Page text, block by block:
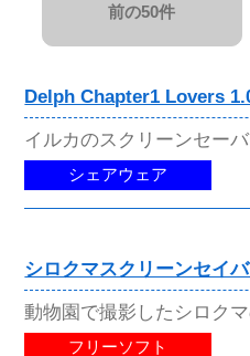
前の50件
Delph Chapter1 Lovers
イルカのスクリーンセー
シェアウェア
シロクマスクリーンセイ
動物園で撮影したシロク
フリーソフト